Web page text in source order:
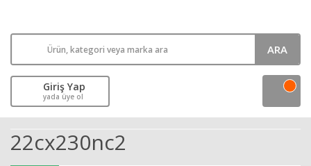
ARA
Giriş Yap
yada üye ol
22cx230nc2